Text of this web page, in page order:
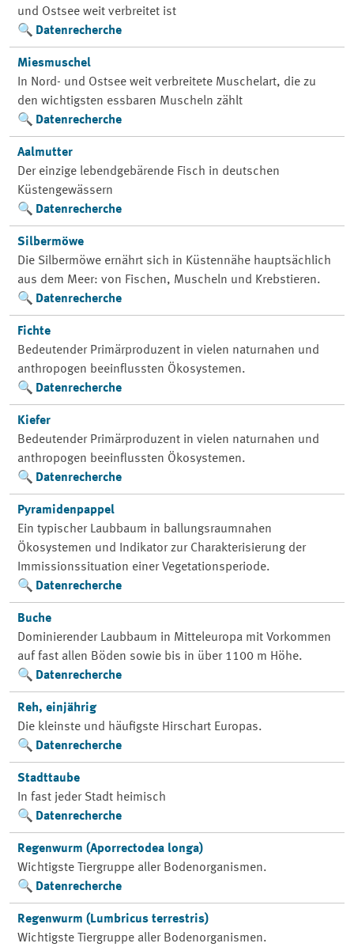
und Ostsee weit verbreitet ist
Datenrecherche
Miesmuschel
In Nord- und Ostsee weit verbreitete Muschelart, die zu
den wichtigsten essbaren Muscheln zählt
Datenrecherche
Aalmutter
Der einzige lebendgebärende Fisch in deutschen
Küstengewässern
Datenrecherche
Silbermöwe
Die Silbermöwe ernährt sich in Küstennähe hauptsächlich
aus dem Meer: von Fischen, Muscheln und Krebstieren.
Datenrecherche
Fichte
Bedeutender Primärproduzent in vielen naturnahen und
anthropogen beeinflussten Ökosystemen.
Datenrecherche
Kiefer
Bedeutender Primärproduzent in vielen naturnahen und
anthropogen beeinflussten Ökosystemen.
Datenrecherche
Pyramidenpappel
Ein typischer Laubbaum in ballungsraumnahen
Ökosystemen und Indikator zur Charakterisierung der
Immissionssituation einer Vegetationsperiode.
Datenrecherche
Buche
Dominierender Laubbaum in Mitteleuropa mit Vorkommen
auf fast allen Böden sowie bis in über 1100 m Höhe.
Datenrecherche
Reh, einjährig
Die kleinste und häufigste Hirschart Europas.
Datenrecherche
Stadttaube
In fast jeder Stadt heimisch
Datenrecherche
Regenwurm (Aporrectodea longa)
Wichtigste Tiergruppe aller Bodenorganismen.
Datenrecherche
Regenwurm (Lumbricus terrestris)
Wichtigste Tiergruppe aller Bodenorganismen.